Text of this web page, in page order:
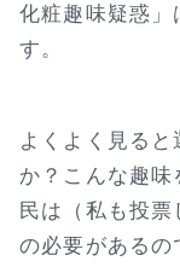
化粧趣味疑惑」
す。
よくよく見る
か？こんな趣
民は（私も投
の必要があるの